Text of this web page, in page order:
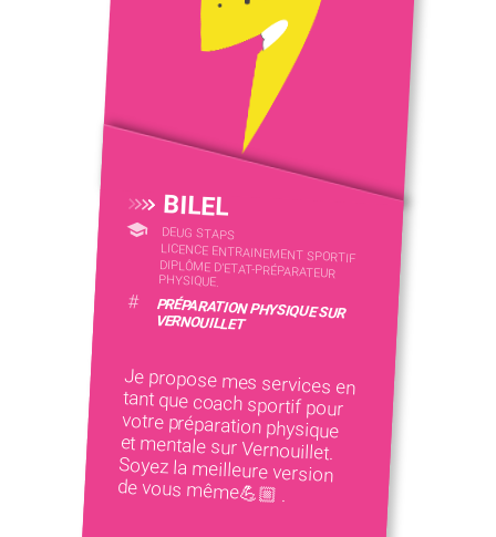
BILEL
DEUG STAPS
LICENCE ENTRAINEMENT SPORTIF
DIPLÔME D'ETAT-PRÉPARATEUR
PHYSIQUE.
# PRÉPARATION PHYSIQUE SUR
VERNOUILLET
Je propose mes services en
tant que coach sportif pour
votre préparation physique
et mentale sur Vernouillet.
Soyez la meilleure version
de vous même💪🏼 .